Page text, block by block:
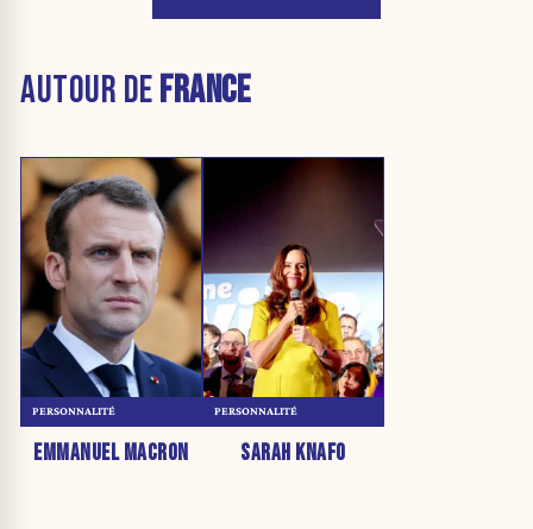
AUTOUR DEFRANCE
EMMANUEL MACRON
PERSONNALITÉ
SARAH KNAFO
PERSONNALITÉ